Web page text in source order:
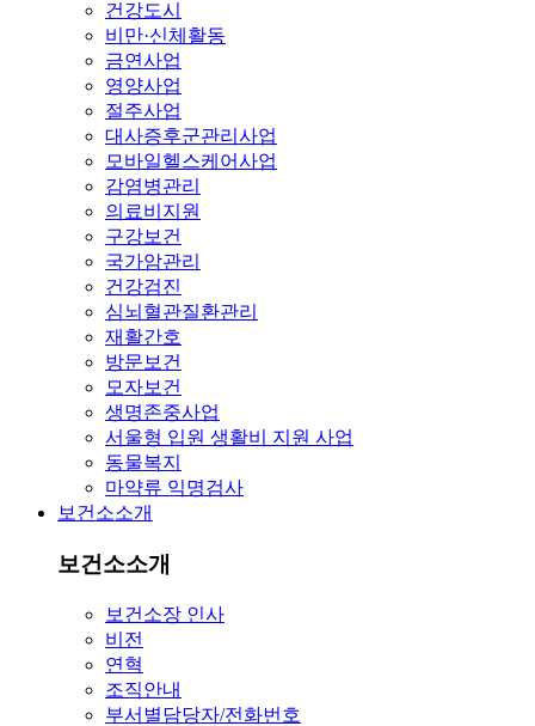
건강도시
비만·신체활동
금연사업
영양사업
절주사업
대사증후군관리사업
모바일헬스케어사업
감염병관리
의료비지원
구강보건
국가암관리
건강검진
심뇌혈관질환관리
재활간호
방문보건
모자보건
생명존중사업
서울형 입원 생활비 지원 사업
동물복지
마약류 익명검사
보건소소개
보건소소개
보건소장 인사
비전
연혁
조직안내
부서별담당자/전화번호